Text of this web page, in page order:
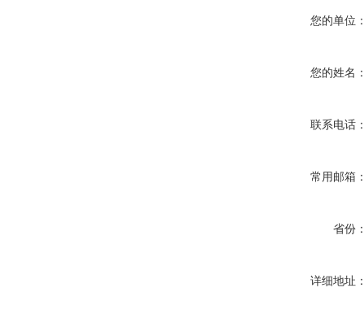
您的单位
您的姓名
联系电话
常用邮箱
省份
详细地址